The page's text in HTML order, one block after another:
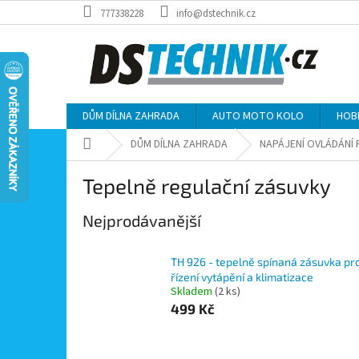
na
777338228 info@dstechnik.cz
DŮM DÍLNA ZAHRADA AUTO MOTO KOLO
Domů DŮM DÍLNA ZAHRADA NAPÁJENÍ OVLÁDÁNÍ
Tepelně regulační zásuvky
Nejprodávanější
TH 926 - tepelně spínaná zásuvka
řízení vytápění a klimatizace
Skladem (2 ks)
499 Kč